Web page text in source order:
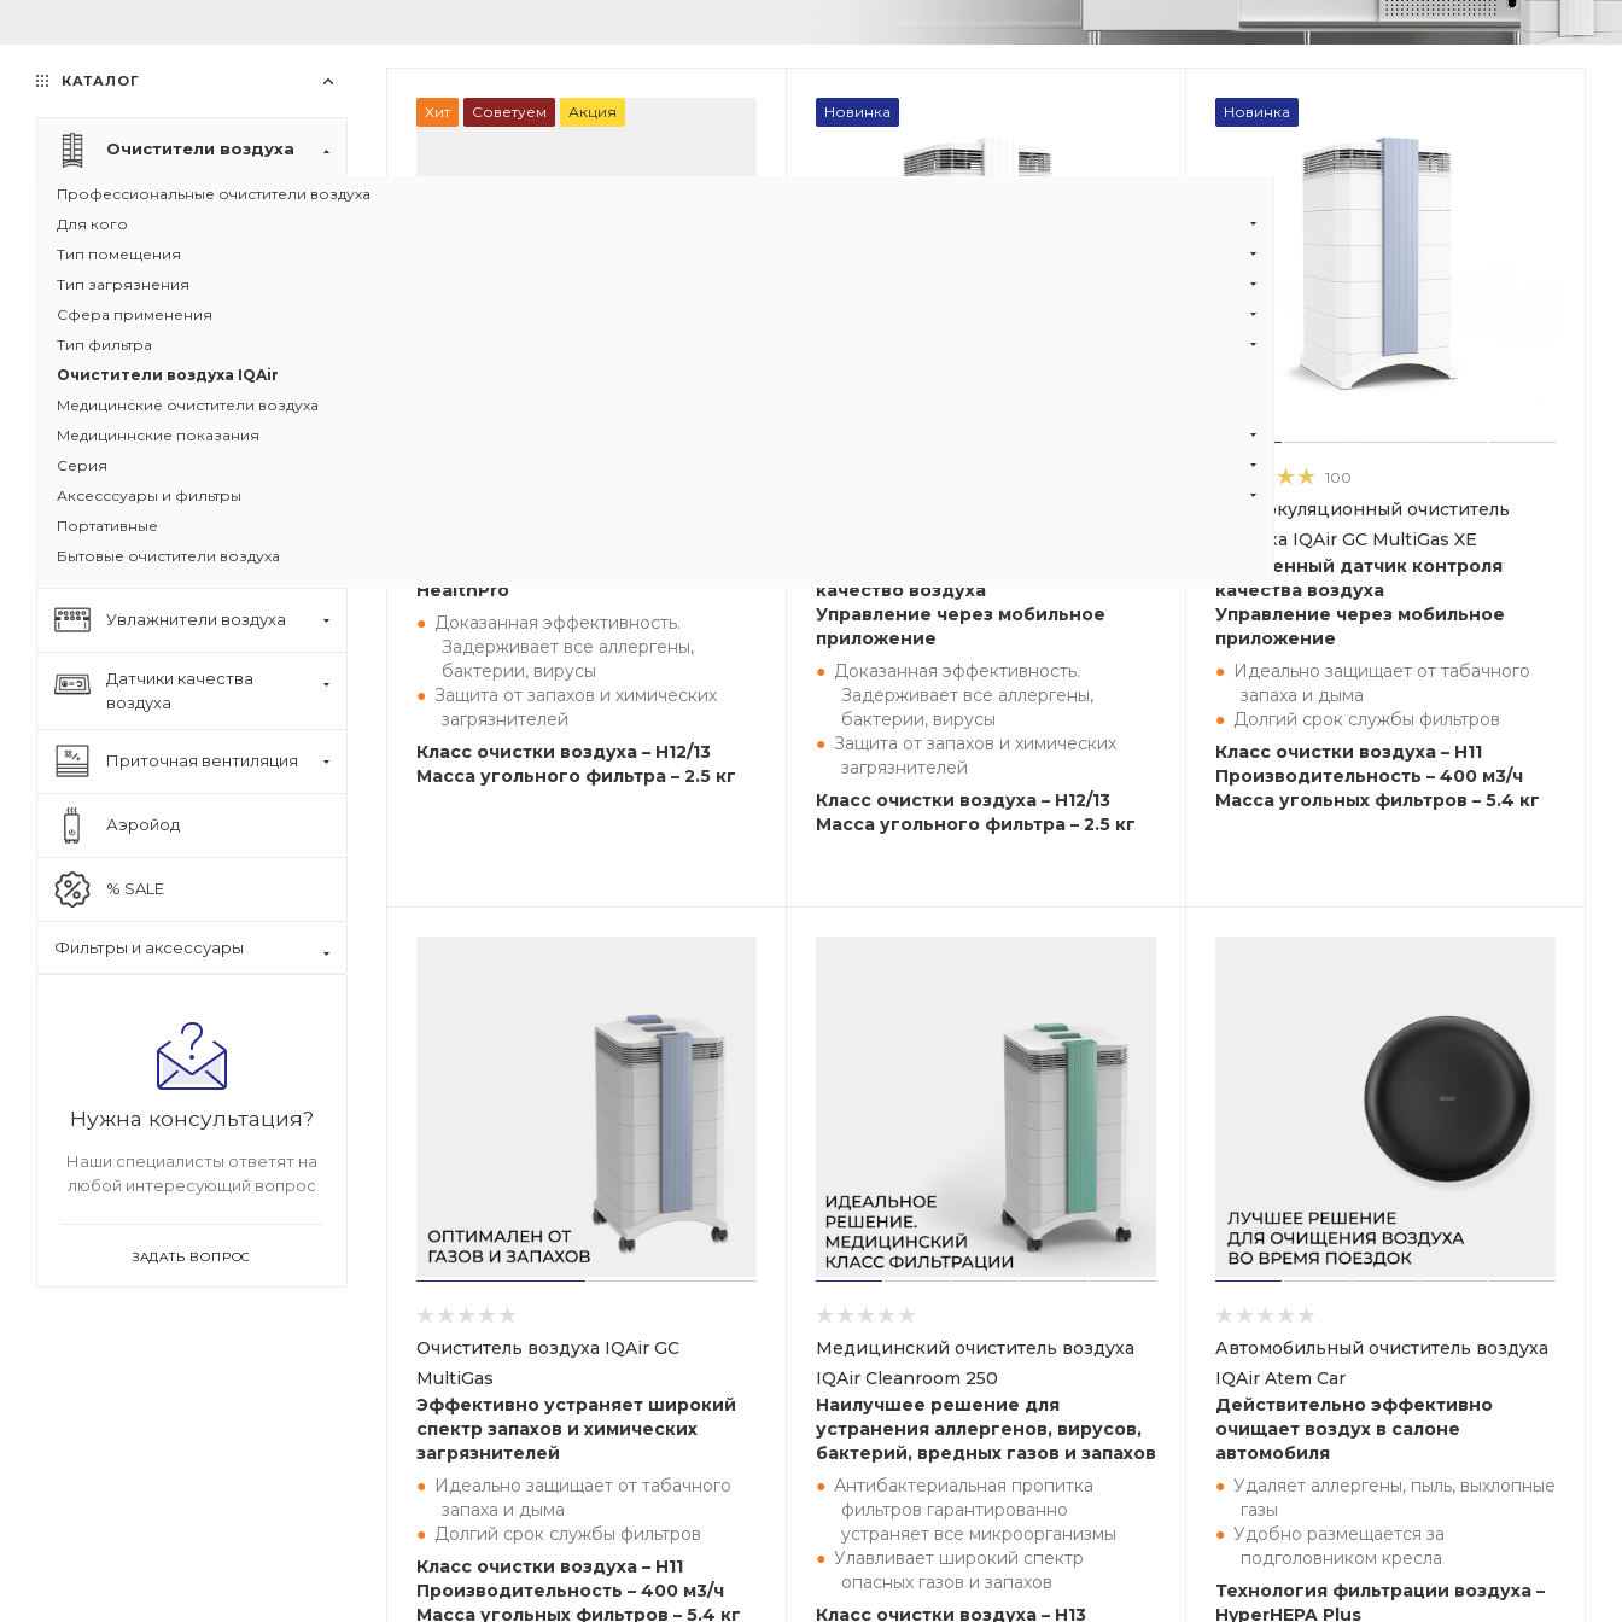
Хит Советуем Акция
HealthPro
Доказанная эффективность.
Задерживает все аллергены,
бактерии, вирусы
Защита от запахов и химических
загрязнителей
Класс очистки воздуха – H12/13
Масса угольного фильтра – 2.5 кг
Новинка
качество воздуха
Управление через мобильное
приложение
Доказанная эффективность.
Задерживает все аллергены,
бактерии, вирусы
Защита от запахов и химических
загрязнителей
Класс очистки воздуха – H12/13
Масса угольного фильтра – 2.5 кг
Новинка
100
Рециркуляционный очиститель
воздуха IQAir GC MultiGas XE
Встроенный датчик контроля
качества воздуха
Управление через мобильное
приложение
Идеально защищает от табачного
запаха и дыма
Долгий срок службы фильтров
Класс очистки воздуха – H11
Производительность – 400 м3/ч
Масса угольных фильтров – 5.4 кг
Очиститель воздуха IQAir GC
MultiGas
Эффективно устраняет широкий
спектр запахов и химических
загрязнителей
Идеально защищает от табачного
запаха и дыма
Долгий срок службы фильтров
Класс очистки воздуха – H11
Производительность – 400 м3/ч
Масса угольных фильтров – 5.4 кг
Медицинский очиститель воздуха
IQAir Cleanroom 250
Наилучшее решение для
устранения аллергенов, вирусов,
бактерий, вредных газов и запахов
Антибактериальная пропитка
фильтров гарантированно
устраняет все микроорганизмы
Улавливает широкий спектр
опасных газов и запахов
Класс очистки воздуха – H13
Автомобильный очиститель воздуха
IQAir Atem Car
Действительно эффективно
очищает воздух в салоне
автомобиля
Удаляет аллергены, пыль, выхлопные
газы
Удобно размещается за
подголовником кресла
Технология фильтрации воздуха –
HyperHEPA Plus
КАТАЛОГ
Очистители воздуха
Профессиональные очистители воздуха
Для кого
Тип помещения
Тип загрязнения
Сфера применения
Тип фильтра
Очистители воздуха IQAir
Медицинские очистители воздуха
Медициннские показания
Серия
Аксесссуары и фильтры
Портативные
Бытовые очистители воздуха
Увлажнители воздуха
Датчики качества
воздуха
Приточная вентиляция
Аэройод
% SALE
Фильтры и аксессуары
Нужна консультация?
Наши специалисты ответят на
любой интересующий вопрос
ЗАДАТЬ ВОПРОС